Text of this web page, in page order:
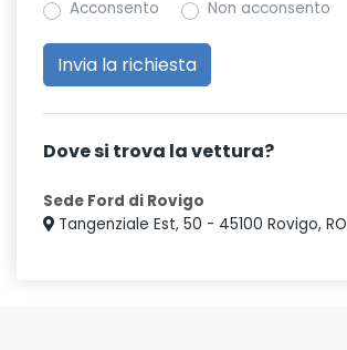
Acconsento Non acconsento
Dove si trova la vettura?
Sede Ford di Rovigo
Tangenziale Est, 50 - 45100 Rovigo, RO